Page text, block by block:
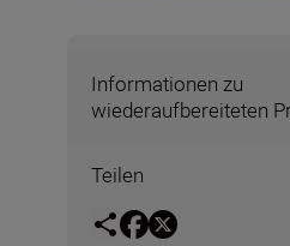
Informationen zu
wiederaufbereiteten
Teilen